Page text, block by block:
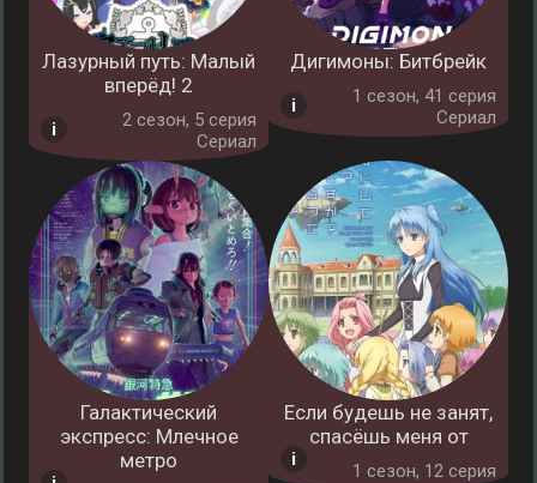
Лазурный путь: Малый
вперёд! 2
2 cезон, 5 серия
Сериал
Дигимоны: Битбрейк
1 cезон, 41 серия
Сериал
Галактический
экспресс: Млечное
метро
Если будешь не занят,
спасёшь меня от
1 cезон, 12 серия